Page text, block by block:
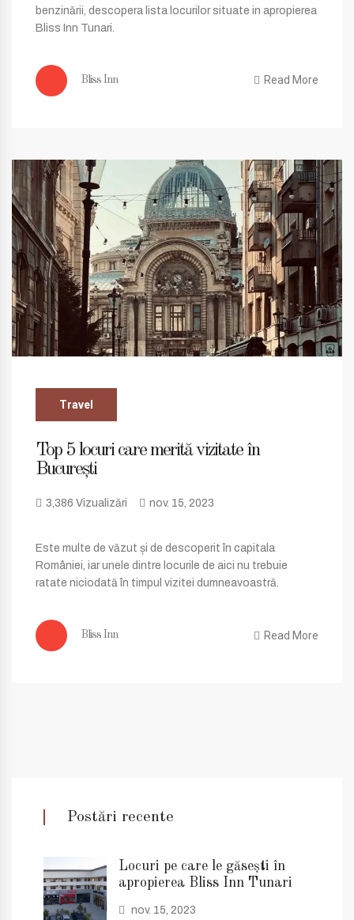
benzinării, descopera lista locurilor situate in apropierea
Bliss Inn Tunari.
Bliss Inn Read More
Travel
Top 5 locuri care merită vizitate în
București
3,386 Vizualizări nov. 15, 2023
Este multe de văzut și de descoperit în capitala
României, iar unele dintre locurile de aici nu trebuie
ratate niciodată în timpul vizitei dumneavoastră.
Bliss Inn Read More
Postări recente
Locuri pe care le găsești în
apropierea Bliss Inn Tunari
nov. 15, 2023